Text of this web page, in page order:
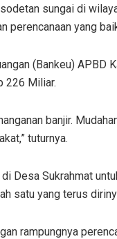
sungai di
perencanaan yang
(Bankeu) APBD
226 Miliar.
banjir.
tuturnya.
Desa Sukrahmat
satu yang terus
rampungnya